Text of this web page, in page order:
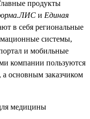
продукты
и Единая
в себя региональные
системы,
и мобильные
компании пользуются
а основным заказчиком